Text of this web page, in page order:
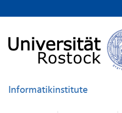
Informatikinstitute